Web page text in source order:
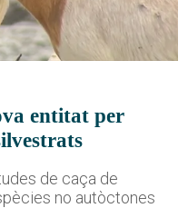
entitat per
de caça de
no autòctones